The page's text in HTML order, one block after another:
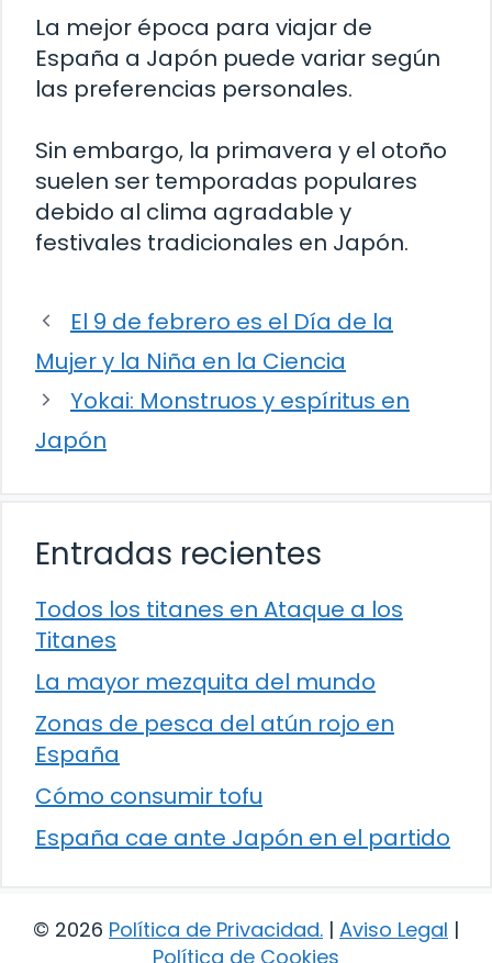
La mejor época para viajar de
España a Japón puede variar según
las preferencias personales.
Sin embargo, la primavera y el otoño
suelen ser temporadas populares
debido al clima agradable y
festivales tradicionales en Japón.
El 9 de febrero es el Día de la
Mujer y la Niña en la Ciencia
Yokai: Monstruos y espíritus en
Japón
Entradas recientes
Todos los titanes en Ataque a los
Titanes
La mayor mezquita del mundo
Zonas de pesca del atún rojo en
España
Cómo consumir tofu
España cae ante Japón en el partido
© 2026 Política de Privacidad. | Aviso Legal |
Política de Cookies